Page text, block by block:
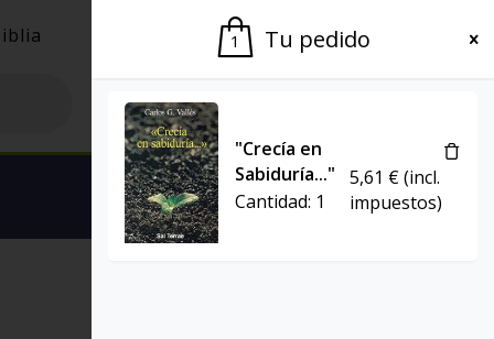
El Grupo Agenda
Ver carrito
1 Tu pedido
"Crecía en
Sabiduría..."
Cantidad: 1
5,61 €(incl.
impuestos)